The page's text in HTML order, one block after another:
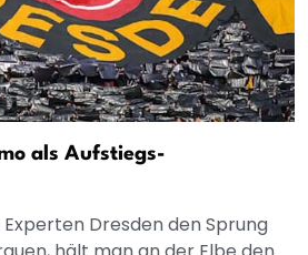
als Aufstiegs-
Dresden den Sprung